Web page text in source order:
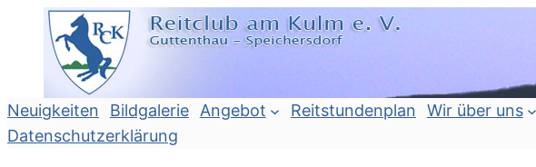
springen
Neuigkeiten Bildgalerie Angebot Reitstundenplan Wir über uns
Datenschutzerklärung